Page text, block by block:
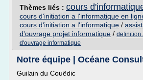
Thèmes liés : cours
cours d'initiation a l'informatique en
cours d'initiation a l'informatique /
d'ouvrage projet informatique / definition
d'ouvrage informatique
Notre équipe | Océane
Guilain du Couëdic